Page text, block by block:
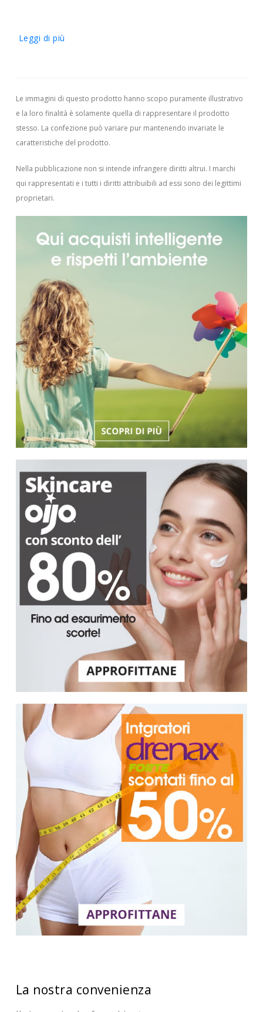
Leggi di più
Le immagini di questo prodotto hanno scopo puramente illustrativo
e la loro finalità è solamente quella di rappresentare il prodotto
stesso. La confezione può variare pur mantenendo invariate le
caratteristiche del prodotto.
Nella pubblicazione non si intende infrangere diritti altrui. I marchi
qui rappresentati e i tutti i diritti attribuibili ad essi sono dei legittimi
proprietari.
La nostra convenienza